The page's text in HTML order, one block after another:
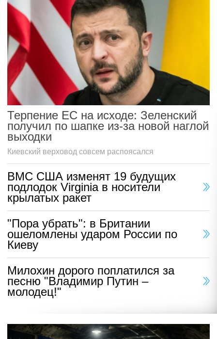
Терпение ЕС на исходе: Зеленский
получил по шапке из-за новой наглой
выходки
Киевский верховод совсем распоясался
ВМС США изменят 19 будущих
подлодок Virginia в носители
крылатых ракет
"Пора убрать": в Британии
ошеломлены ударом России по
Киеву
Милохин дорого поплатился за
песню "Владимир Путин –
молодец!"